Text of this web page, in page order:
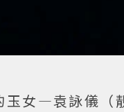
女—袁詠儀（